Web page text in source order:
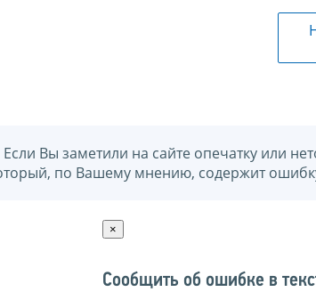
Если Вы заметили на сайте опечатку или
по Вашему мнению, содержит
×
Сообщить об ошибке в